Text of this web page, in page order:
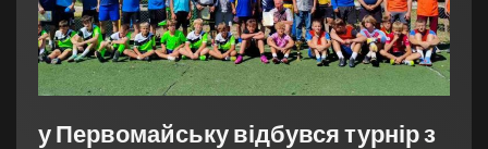
у Первомайську відбувся турнір з